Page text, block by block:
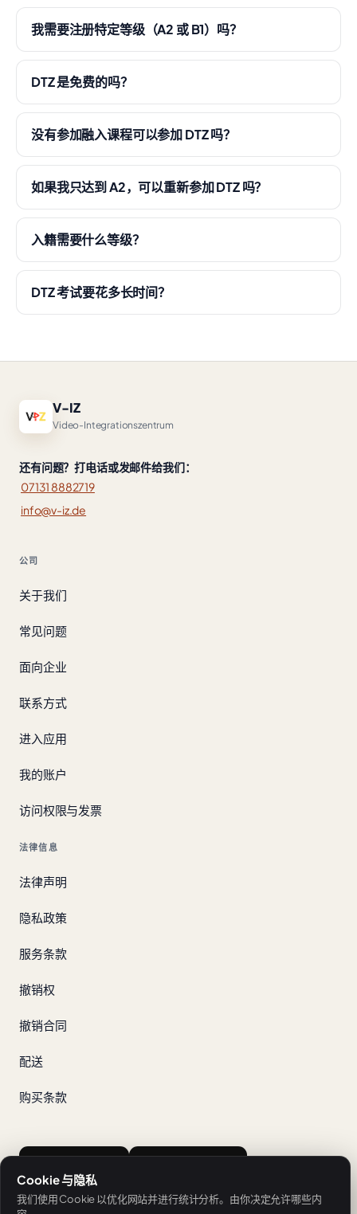
我需要注册特定等级（A2 或 B1）吗？
DTZ 是免费的吗？
没有参加融入课程可以参加 DTZ 吗？
如果我只达到 A2，可以重新参加 DTZ 吗？
入籍需要什么等级？
DTZ 考试要花多长时间？
V-IZ
Video-Integrationszentrum
还有问题？打电话或发邮件给我们：
07131 8882719
info@v-iz.de
公司
关于我们
常见问题
面向企业
联系方式
进入应用
我的账户
访问权限与发票
法律信息
法律声明
隐私政策
服务条款
撤销权
撤销合同
配送
购买条款
Cookie 与隐私
我们使用 Cookie 以优化网站并进行统计分析。由你决定允许哪些内